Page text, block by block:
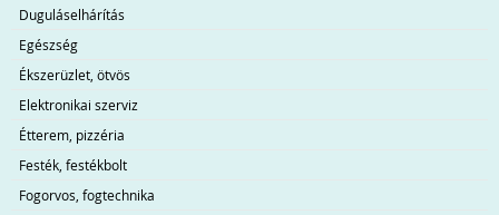
Duguláselhárítás
Egészség
Ékszerüzlet, ötvös
Elektronikai szerviz
Étterem, pizzéria
Festék, festékbolt
Fogorvos, fogtechnika